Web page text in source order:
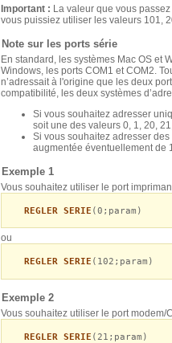
Important : La valeur que vous
vous puissiez utiliser les valeurs 101,
Note sur les ports série
En standard, les systèmes Mac OS et
Windows, les ports COM1 et COM2.
n’adressait à l'origine que les deux
compatibilité, les deux systèmes
Si vous souhaitez adresser
soit une des valeurs 0, 1, 20,
Si vous souhaitez adresser
augmentée éventuellement de
Exemple 1
Vous souhaitez utiliser le port
REGLER SERIE (0;param)
ou
REGLER SERIE (102;param)
Exemple 2
Vous souhaitez utiliser le port modem/
REGLER SERIE (21;param)